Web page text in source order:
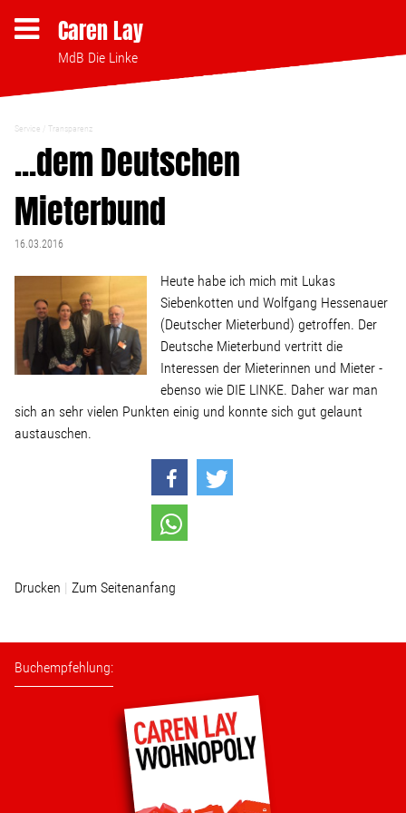
Caren Lay
MdB Die Linke
Themen
Bezahlbares Wohnen
Strukturwandel
Bodenpolitik
Linke Zukunftsdebatte
Sonstiges
Wahlkreis
Presse
Service
Termine
Service Transparenz
...dem Deutschen
Mieterbund
16.03.2016
Heute habe ich mich mit Lukas
Siebenkotten und Wolfgang Hessenauer
(Deutscher Mieterbund) getroffen. Der
Deutsche Mieterbund vertritt die
Interessen der Mieterinnen und Mieter -
ebenso wie DIE LINKE. Daher war man
sich an sehr vielen Punkten einig und konnte sich gut gelaunt
austauschen.
Drucken Zum Seitenanfang
Buchempfehlung: